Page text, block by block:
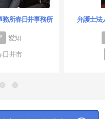
務所春日井事務所
愛知
日井市
弁護士法